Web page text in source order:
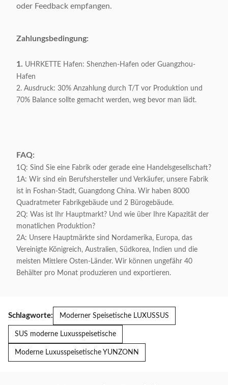
Verpacken: 1-teilig/Karton 2
Volumen:
Appliable: Haupt-/Hotel
oder Feedback empfangen.
Zahlungsbedingung:
1. UHRKETTE Hafen: Shenzhen-Hafen oder Guangzhou-
Hafen
2. Ausdruck: 30% Anzahlung durch T/T vor Produktion und
70% Balance sollte gemacht werden, weg bevor man lädt.
FAQ:
1Q: Sind Sie eine Fabrik oder gerade eine Handelsgesellschaft?
1A: Wir sind ein Berufshersteller und Verkäufer, unsere Fabrik
ist in Foshan-Stadt, Guangdong China. Wir haben 8000
Quadratmeter Fabrikgebäude und 2 Bürogebäude.
2Q: Was ist Ihr Hauptmarkt? Und wie über Ihre Kapazität der
monatlichen Produktion?
2A: Unsere Hauptmärkte sind Nordamerika, Europa, das
Vereinigte Königreich, Australien, Südkorea, Indien und die
meisten Mittlere Osten-Länder. Wir können ungefähr 40
Behälter pro Monat produzieren und exportieren.
Schlagworte: Moderner Speisetische LUXUSSUS
SUS moderne Luxusspeisetische
Moderne Luxusspeisetische YUNZONN